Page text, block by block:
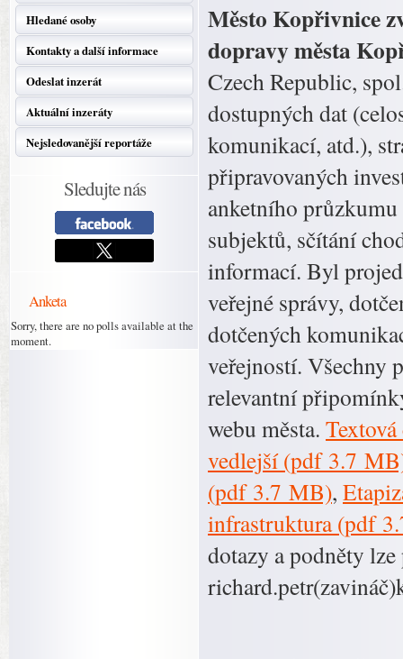
Hledané osoby
Kontakty a další informace
Odeslat inzerát
Aktuální inzeráty
Nejsledovanější reportáže
Sledujte nás
Anketa
Sorry, there are no polls available at the
moment.
Město Kopřivnice
dopravy města
Czech Republic,
dostupných dat
komunikací, atd.),
připravovaných
anketního
subjektů, sčítání
informací. Byl
veřejné správy,
dotčených
veřejností. Všechny
relevantní
webu města.
vedlejší (pdf 3.7
(pdf 3.7 MB),
infrastruktura (pdf
dotazy a podněty